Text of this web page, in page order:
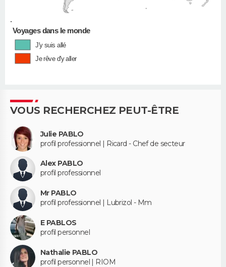
•
Voyages dans le monde
J'y suis allé
Je rêve d'y aller
VOUS RECHERCHEZ PEUT-ÊTRE
Julie PABLO
profil professionnel | Ricard - Chef de secteur
Alex PABLO
profil professionnel
Mr PABLO
profil professionnel | Lubrizol - Mm
E PABLOS
profil personnel
Nathalie PABLO
profil personnel | RIOM